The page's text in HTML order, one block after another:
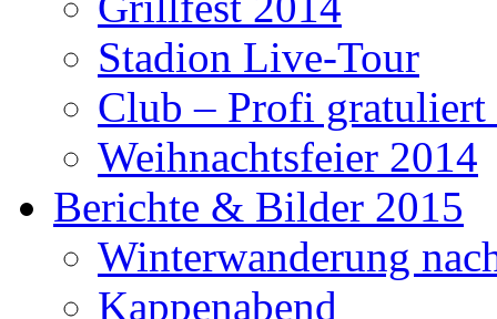
Stadion Live-Tour
Club – Profi gratuliert
Weihnachtsfeier 2014
Berichte & Bilder 2015
Winterwanderung
Kappenabend